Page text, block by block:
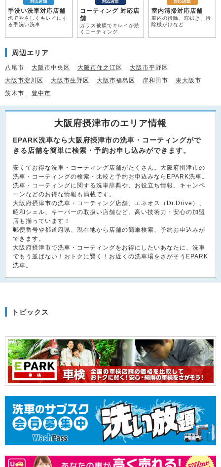
手洗い洗車対応店舗
泡でやさしくキレイにす
る手洗い洗車
コーティング 対応店
舗
ガラス被膜でキレイが続
くコーティング
室内清掃対応店舗
車内の掃除、窓拭き、掃
除機がけなど
周辺エリア
八尾市 大阪市中央区 大阪市住之江区
大阪市平野区
大阪市淀川区
大阪市生野区 大阪市福島区 岸和田市
東大阪市
茨木市
豊中市
大阪府摂津市のエリア情報
EPARK洗車なら大阪府摂津市の洗車・コーティングがで
きる店舗を簡単に検索・予約お申し込みができます。
安くてお得な洗車・コーティング店舗がたくさん。大阪府摂津市の
洗車・コーティングの検索・比較と予約お申込みならEPARK洗車。
洗車・コーティングに関する洗車辞典や、お役立ち情報、キャンペ
ーンなどのお得な情報も満載です。
大阪府摂津市の洗車・コーティング店舗、エネオス（Dr.Drive）、
昭和シェル、キーパーの取扱い店舗など、高い技術力・安心の加盟
店も揃っています！
郵便番号や都道府県、現在地から店舗の簡単検索、予約お申込みが
できます。
大阪府摂津市で洗車・コーティングをお得にしたいあなたに、洗車
でもう並ばない！おトクに賢く！お近くの洗車場をさがそうEPARK
洗車。
トピックス